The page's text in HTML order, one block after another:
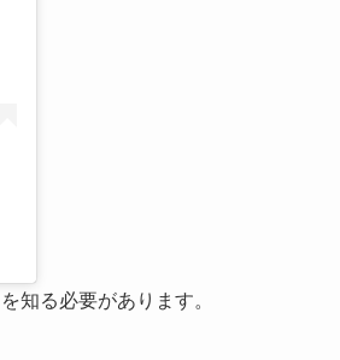
知る必要があります。